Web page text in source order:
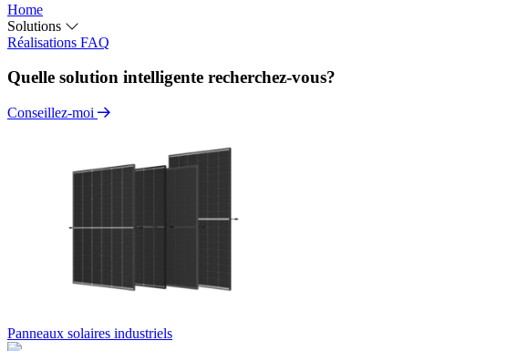
Home
Solutions
Réalisations FAQ
Quelle solution intelligente recherchez-vous?
Conseillez-moi
Panneaux solaires industriels